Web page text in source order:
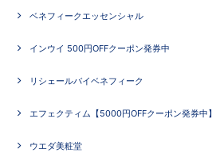
ベネフィークエッセンシャル
インウイ 500円OFFクーポン発券中
リシェールバイベネフィーク
エフェクティム【5000円OFFクーポン発券中】
ウエダ美粧堂